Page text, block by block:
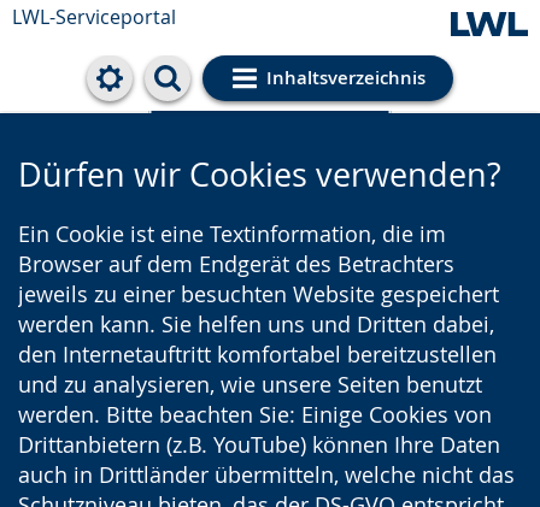
LWL-Serviceportal
Inhaltsverzeichnis
Cookie-Einstellungen
Dürfen wir Cookies verwenden?
Ein Cookie ist eine Textinformation, die im
Browser auf dem Endgerät des Betrachters
jeweils zu einer besuchten Website gespeichert
werden kann. Sie helfen uns und Dritten dabei,
den Internetauftritt komfortabel bereitzustellen
und zu analysieren, wie unsere Seiten benutzt
werden. Bitte beachten Sie: Einige Cookies von
Drittanbietern (z.B. YouTube) können Ihre Daten
auch in Drittländer übermitteln, welche nicht das